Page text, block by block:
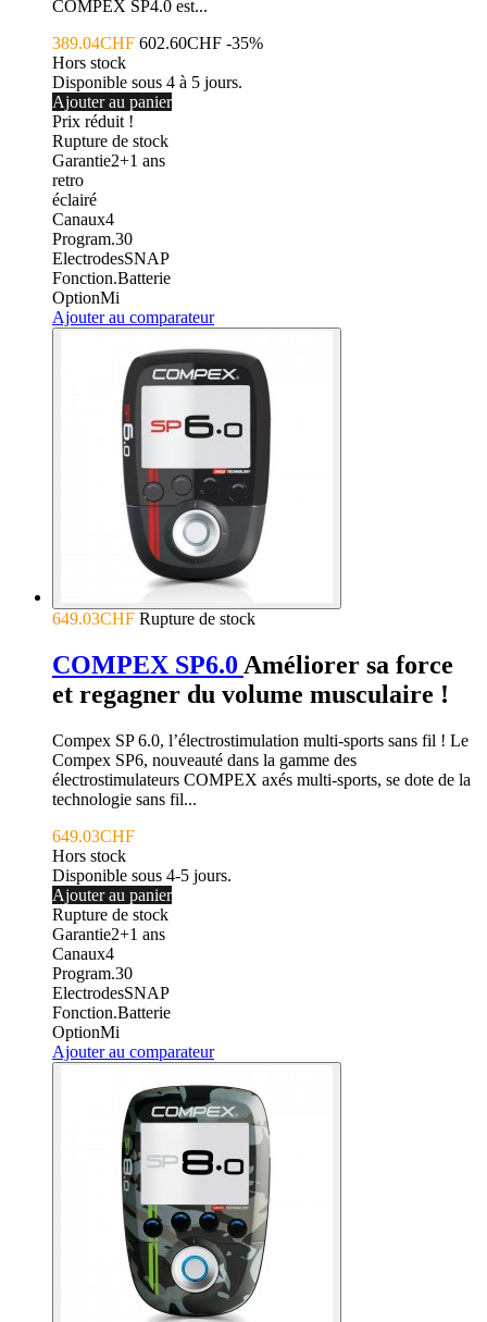
COMPEX SP4.0 est...
389.04CHF 602.60CHF -35%
Hors stock
Disponible sous 4 à 5 jours.
Ajouter au panier
Prix réduit !
Rupture de stock
Garantie2+1 ans
retro
éclairé
Canaux4
Program.30
ElectrodesSNAP
Fonction.Batterie
OptionMi
Ajouter au comparateur
649.03CHF Rupture de stock
COMPEX SP6.0 Améliorer sa force
et regagner du volume musculaire !
Compex SP 6.0, l’électrostimulation multi-sports sans fil ! Le
Compex SP6, nouveauté dans la gamme des
électrostimulateurs COMPEX axés multi-sports, se dote de la
technologie sans fil...
649.03CHF
Hors stock
Disponible sous 4-5 jours.
Ajouter au panier
Rupture de stock
Garantie2+1 ans
Canaux4
Program.30
ElectrodesSNAP
Fonction.Batterie
OptionMi
Ajouter au comparateur